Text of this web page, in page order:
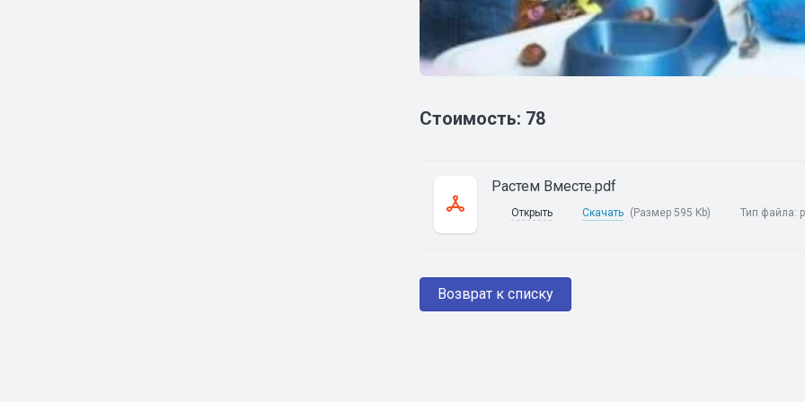
Стоимость: 78
Растем Вместе.pdf
Открыть Скачать (Размер 595 Kb) Тип файла:
Возврат к списку